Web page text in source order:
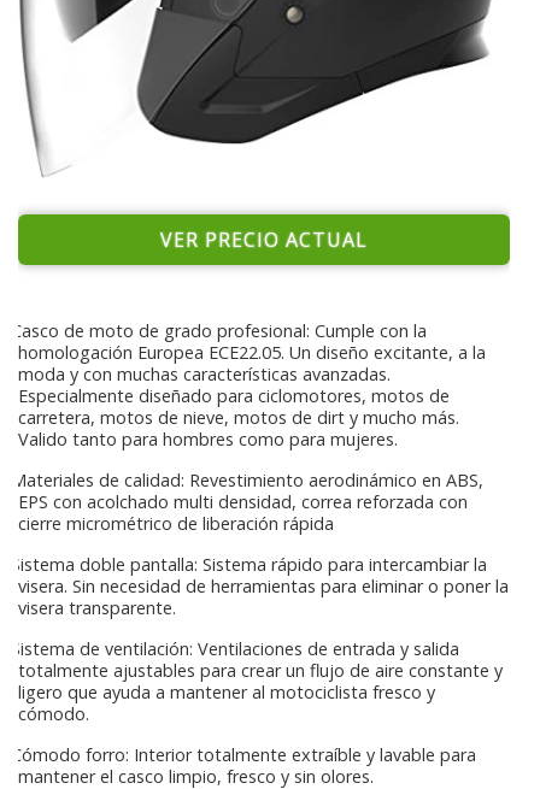
VER PRECIO ACTUAL
Casco de moto de grado profesional: Cumple con la
homologación Europea ECE22.05. Un diseño excitante, a la
moda y con muchas características avanzadas.
Especialmente diseñado para ciclomotores, motos de
carretera, motos de nieve, motos de dirt y mucho más.
Valido tanto para hombres como para mujeres.
Materiales de calidad: Revestimiento aerodinámico en ABS,
EPS con acolchado multi densidad, correa reforzada con
cierre micrométrico de liberación rápida
Sistema doble pantalla: Sistema rápido para intercambiar la
visera. Sin necesidad de herramientas para eliminar o poner la
visera transparente.
Sistema de ventilación: Ventilaciones de entrada y salida
totalmente ajustables para crear un flujo de aire constante y
ligero que ayuda a mantener al motociclista fresco y
cómodo.
Cómodo forro: Interior totalmente extraíble y lavable para
mantener el casco limpio, fresco y sin olores.